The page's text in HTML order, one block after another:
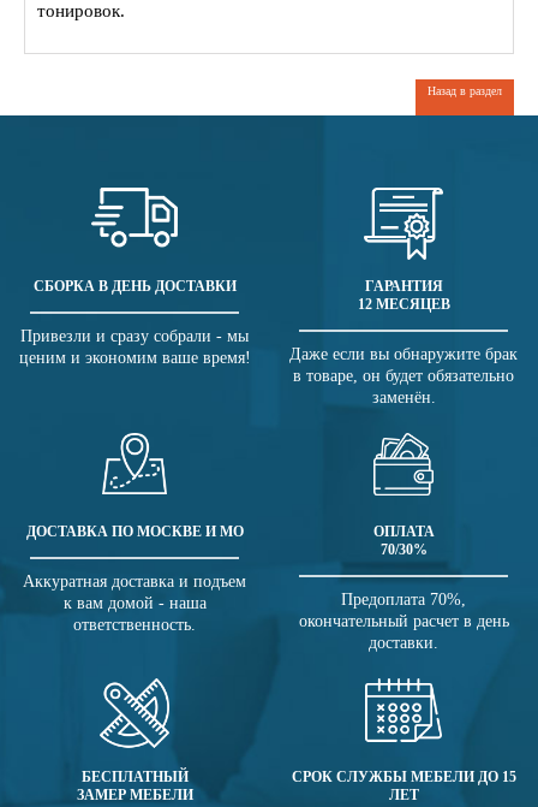
тонировок.
Назад в раздел
СБОРКА В ДЕНЬ ДОСТАВКИ
Привезли и сразу собрали - мы
ценим и экономим ваше время!
ГАРАНТИЯ
12 МЕСЯЦЕВ
Даже если вы обнаружите брак
в товаре, он будет обязательно
заменён.
ДОСТАВКА ПО МОСКВЕ И МО
Аккуратная доставка и подъем
к вам домой - наша
ответственность.
ОПЛАТА
70/30%
Предоплата 70%,
окончательный расчет в день
доставки.
БЕСПЛАТНЫЙ
ЗАМЕР МЕБЕЛИ
СРОК СЛУЖБЫ МЕБЕЛИ ДО 15
ЛЕТ